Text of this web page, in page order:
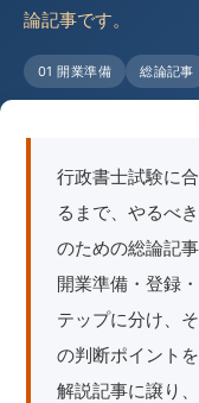
論記事です。
01 開業準備 総論記事
行政書士試験に
るまで、やるべ
のための総論記
開業準備・登録
テップに分け、
の判断ポイント
解説記事に譲り